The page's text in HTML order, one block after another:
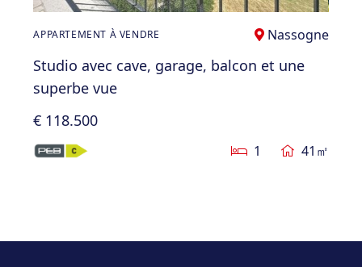
APPARTEMENT À VENDRE Nassogne
Studio avec cave, garage, balcon et une
superbe vue
€ 118.500
1 41㎡